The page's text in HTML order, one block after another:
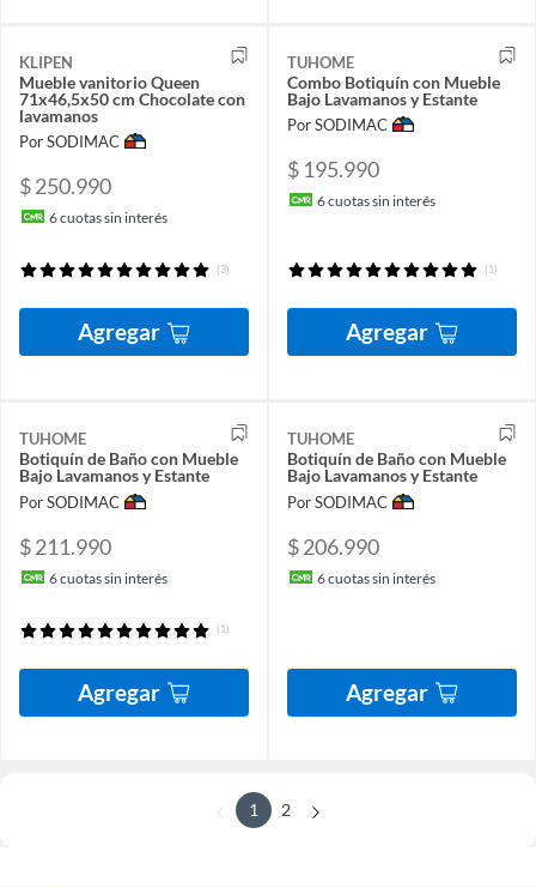
KLIPEN
Mueble vanitorio Queen
71x46,5x50 cm Chocolate con
lavamanos
Por SODIMAC
$ 250.990
6cuotas sin interés
(3)
Agregar
TUHOME
Combo Botiquín con Mueble
Bajo Lavamanos y Estante
Por SODIMAC
$ 195.990
6cuotas sin interés
(1)
Agregar
TUHOME
Botiquín de Baño con Mueble
Bajo Lavamanos y Estante
Por SODIMAC
$ 211.990
6cuotas sin interés
(1)
Agregar
TUHOME
Botiquín de Baño con Mueble
Bajo Lavamanos y Estante
Por SODIMAC
$ 206.990
6cuotas sin interés
Agregar
1 2